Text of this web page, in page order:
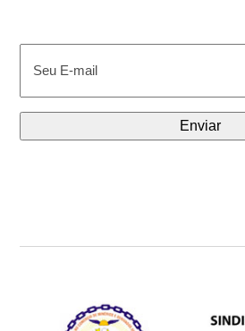
mail
(obrigatório)